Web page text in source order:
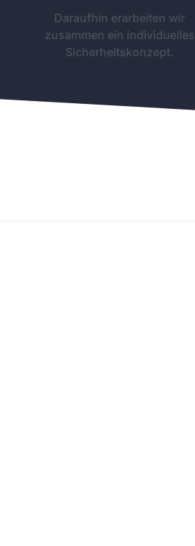
Daraufhin erarbeiten wir
zusammen ein individuelles
Sicherheitskonzept.